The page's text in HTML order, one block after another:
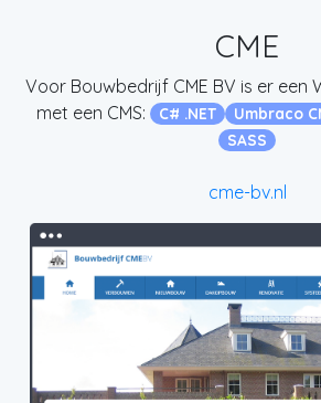
CME
Voor Bouwbedrijf CME BV is er een
met een CMS:
C# .NET Umbraco
SASS
cme-bv.nl